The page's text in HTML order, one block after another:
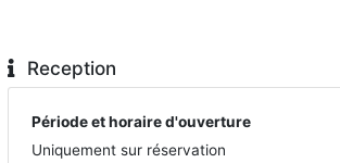
Reception
Période et horaire d'ouverture
Uniquement sur réservation